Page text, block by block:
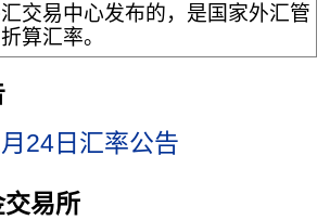
交易中心发布的，是国家外汇管
算汇率。
24日汇率公告
易所